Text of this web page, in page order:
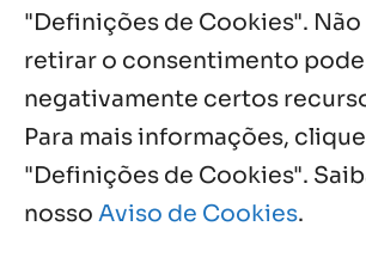
"Definições de Cookies".
retirar o consentimento
negativamente certos
Para mais informações,
"Definições de Cookies".
nosso Aviso de Cookies.
Próximos Eventos
Agosto, 2026